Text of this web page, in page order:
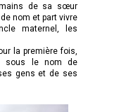
de sa sœur
nom et part vivre
maternel, les
la première fois,
sous le nom de
gens et de ses